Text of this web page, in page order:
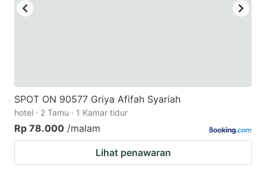
SPOT ON 90577 Griya Afifah Syariah
hotel · 2 Tamu · 1 Kamar tidur
Rp 78.000 /malam
Lihat penawaran